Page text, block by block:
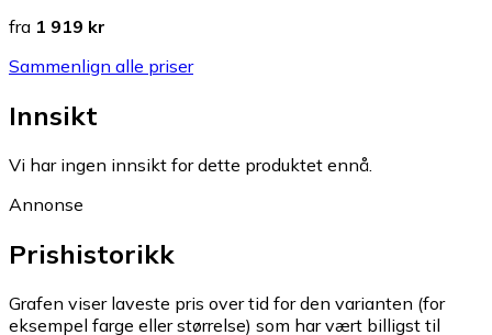
fra 1 919 kr
Sammenlign alle priser
Innsikt
Vi har ingen innsikt for dette produktet ennå.
Annonse
Prishistorikk
Grafen viser laveste pris over tid for den varianten (for
eksempel farge eller størrelse) som har vært billigst til